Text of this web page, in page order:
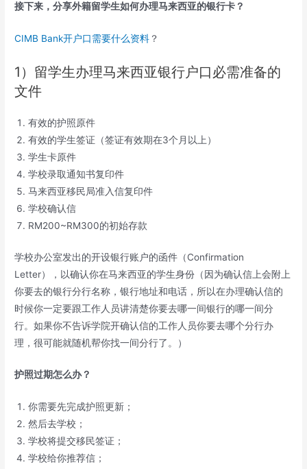
接下来，分享外籍留学生如何办理马来西亚的银行卡？
CIMB Bank开户口需要什么资料 ？
1）留学生办理马来西亚银行户口必需准备的
文件
有效的护照原件
有效的学生签证（签证有效期在3个月以上）
学生卡原件
学校录取通知书复印件
马来西亚移民局准入信复印件
学校确认信
RM200~RM300的初始存款
学校办公室发出的开设银行账户的函件（Confirmation
Letter），以确认你在马来西亚的学生身份（因为确认信上会附上
你要去的银行分行名称，银行地址和电话，所以在办理确认信的
时候你一定要跟工作人员讲清楚你要去哪一间银行的哪一间分
行。如果你不告诉学院开确认信的工作人员你要去哪个分行办
理，很可能就随机帮你找一间分行了。）
护照过期怎么办？
你需要先完成护照更新；
然后去学校；
学校将提交移民签证；
学校给你推荐信；